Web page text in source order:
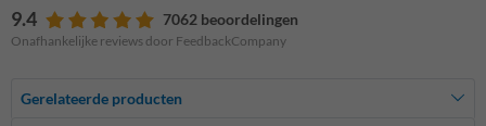
9.4 7062 beoordelingen
Onafhankelijke reviews door FeedbackCompany
Gerelateerde producten